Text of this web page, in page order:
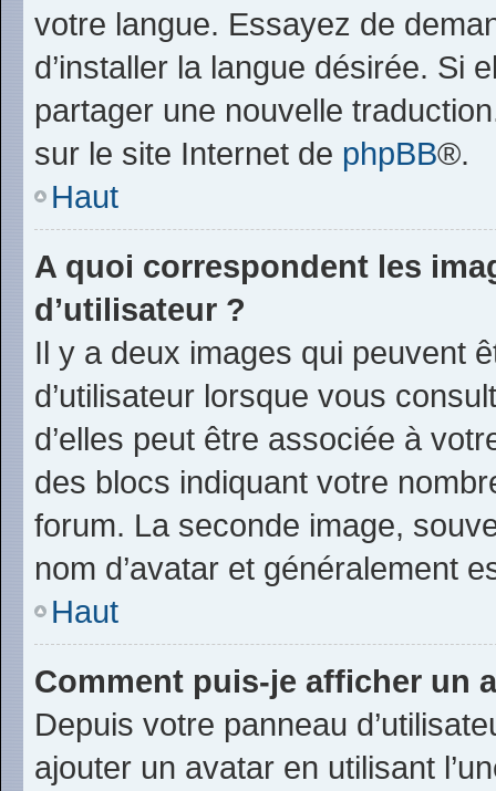
votre langue. Essayez de
d’installer la langue désirée. Si
partager une nouvelle
sur le site Internet de phpBB®.
Haut
A quoi correspondent les
d’utilisateur ?
Il y a deux images qui peuvent
d’utilisateur lorsque vous
d’elles peut être associée à
des blocs indiquant votre
forum. La seconde image,
nom d’avatar et généralement
Haut
Comment puis-je afficher un
Depuis votre panneau
ajouter un avatar en utilisant